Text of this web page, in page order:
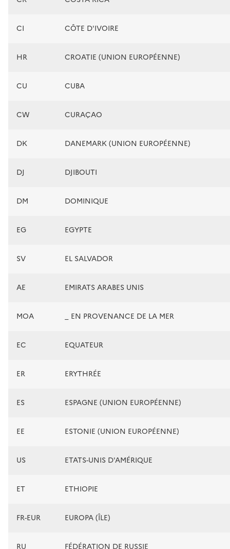
CI CÔTE D'IVOIRE
HR CROATIE (UNION EUROPÉENNE)
CU CUBA
CW CURAÇAO
DK DANEMARK (UNION EUROPÉENNE)
DJ DJIBOUTI
DM DOMINIQUE
EG EGYPTE
SV EL SALVADOR
AE EMIRATS ARABES UNIS
MOA _ EN PROVENANCE DE LA MER
EC EQUATEUR
ER ERYTHRÉE
ES ESPAGNE (UNION EUROPÉENNE)
EE ESTONIE (UNION EUROPÉENNE)
US ETATS-UNIS D'AMÉRIQUE
ET ETHIOPIE
FR-EUR EUROPA (ÎLE)
RU FÉDÉRATION DE RUSSIE